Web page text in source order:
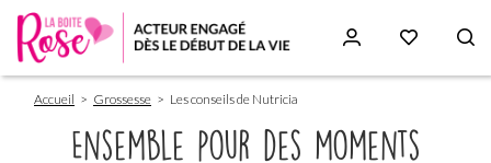
Fil
d'Ariane
Accueil Grossesse Les conseils de Nutricia
Ensemble pour des moments